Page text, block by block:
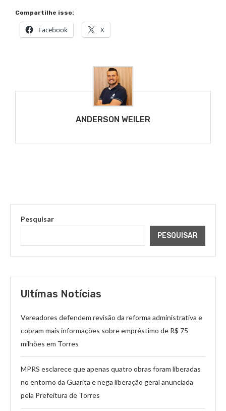
Compartilhe isso:
Facebook X
ANDERSON WEILER
Pesquisar
PESQUISAR
Ultímas Notícias
Vereadores defendem revisão da reforma administrativa e
cobram mais informações sobre empréstimo de R$ 75
milhões em Torres
MPRS esclarece que apenas quatro obras foram liberadas
no entorno da Guarita e nega liberação geral anunciada
pela Prefeitura de Torres